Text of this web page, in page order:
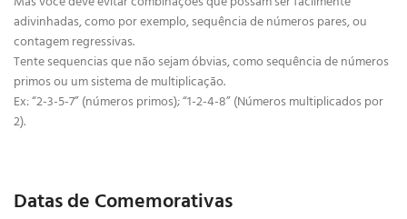
adivinhadas, como por exemplo, sequência de números pares, ou
contagem regressivas.
Tente sequencias que não sejam óbvias, como sequência de números
primos ou um sistema de multiplicação.
Ex: “2-3-5-7” (números primos);“1-2-4-8” (Números multiplicados por
2).
Datas de Comemorativas